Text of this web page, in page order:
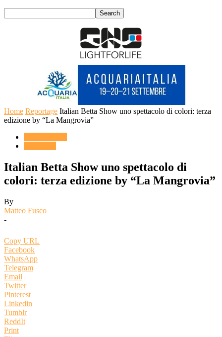
Home Reportage Italian Betta Show uno spettacolo di colori: terza
edizione by “La Mangrovia”
Italian Betta Show uno spettacolo di
colori: terza edizione by “La Mangrovia”
By
Matteo Fusco
-
Copy URL
Facebook
WhatsApp
Telegram
Email
Twitter
Pinterest
Linkedin
Tumblr
ReddIt
Print